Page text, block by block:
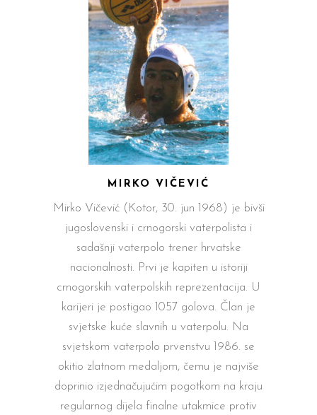
MIRKO VIČEVIĆ
Mirko Vičević (Kotor, 30. jun 1968) je bivši
jugoslovenski i crnogorski vaterpolista i
sadašnji vaterpolo trener hrvatske
nacionalnosti. Prvi je kapiten u istoriji
crnogorskih vaterpolskih reprezentacija. U
karijeri je postigao 1057 golova. Član je
svjetske kuće slavnih u vaterpolu. Na
svjetskom vaterpolo prvenstvu 1986. se
okitio zlatnom medaljom, čemu je najviše
doprinio izjednačujućim pogotkom na kraju
regularnog dijela finalne utakmice protiv